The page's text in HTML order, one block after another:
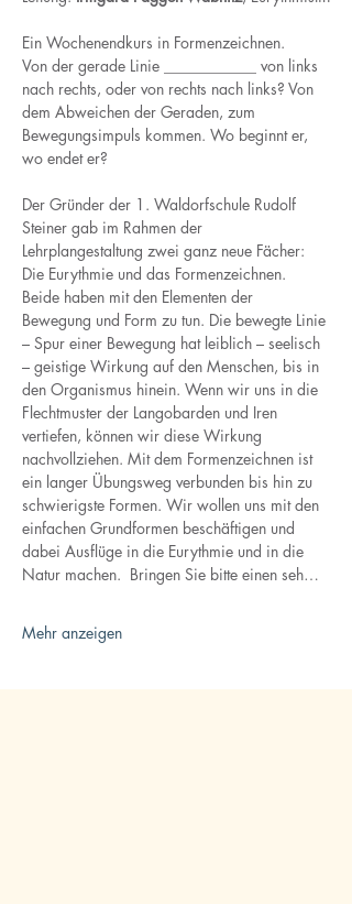
Ein Wochenendkurs in Formenzeichnen.
Von der gerade Linie ____________ von links
nach rechts, oder von rechts nach links? Von
dem Abweichen der Geraden, zum
Bewegungsimpuls kommen. Wo beginnt er,
wo endet er?
Der Gründer der 1. Waldorfschule Rudolf
Steiner gab im Rahmen der
Lehrplangestaltung zwei ganz neue Fächer:
Die Eurythmie und das Formenzeichnen.
Beide haben mit den Elementen der
Bewegung und Form zu tun. Die bewegte Linie
– Spur einer Bewegung hat leiblich – seelisch
– geistige Wirkung auf den Menschen, bis in
den Organismus hinein. Wenn wir uns in die
Flechtmuster der Langobarden und Iren
vertiefen, können wir diese Wirkung
nachvollziehen. Mit dem Formenzeichnen ist
ein langer Übungsweg verbunden bis hin zu
schwierigste Formen. Wir wollen uns mit den
einfachen Grundformen beschäftigen und
dabei Ausflüge in die Eurythmie und in die
Natur machen.  Bringen Sie bitte einen seh…
Mehr anzeigen